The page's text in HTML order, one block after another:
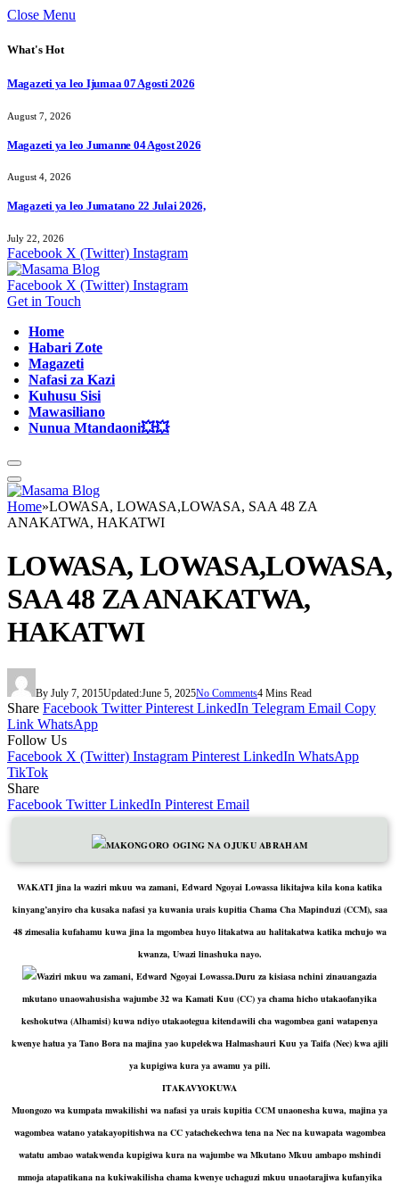
Close Menu
What's Hot
Magazeti ya leo Ijumaa 07 Agosti 2026
August 7, 2026
Magazeti ya leo Jumanne 04 Agost 2026
August 4, 2026
Magazeti ya leo Jumatano 22 Julai 2026,
July 22, 2026
Facebook X (Twitter) Instagram
Facebook X (Twitter) Instagram
Get in Touch
Home
Habari Zote
Magazeti
Nafasi za Kazi
Kuhusu Sisi
Mawasiliano
Nunua Mtandaoni💥💥
Home»LOWASA, LOWASA,LOWASA, SAA 48 ZA
ANAKATWA, HAKATWI
LOWASA, LOWASA,LOWASA,
SAA 48 ZA ANAKATWA,
HAKATWI
By July 7, 2015Updated:June 5, 2025No Comments4 Mins Read
Share Facebook Twitter Pinterest LinkedIn Telegram Email Copy
Link WhatsApp
Follow Us
Facebook X (Twitter) Instagram Pinterest LinkedIn WhatsApp
TikTok
Share
Facebook Twitter LinkedIn Pinterest Email
MAKONGORO OGING NA OJUKU ABRAHAM
WAKATI jina la waziri mkuu wa zamani, Edward Ngoyai Lowassa likitajwa kila kona katika
kinyang’anyiro cha kusaka nafasi ya kuwania urais kupitia Chama Cha Mapinduzi (CCM), saa
48 zimesalia kufahamu kuwa jina la mgombea huyo litakatwa au halitakatwa katika mchujo wa
kwanza, Uwazi linashuka nayo.
Waziri mkuu wa zamani, Edward Ngoyai Lowassa.Duru za kisiasa nchini zinauangazia
mkutano unaowahusisha wajumbe 32 wa Kamati Kuu (CC) ya chama hicho utakaofanyika
keshokutwa (Alhamisi) kuwa ndiyo utakaotegua kitendawili cha wagombea gani watapenya
kwenye hatua ya Tano Bora na majina yao kupelekwa Halmashauri Kuu ya Taifa (Nec) kwa ajili
ya kupigiwa kura ya awamu ya pili.
ITAKAVYOKUWA
Muongozo wa kumpata mwakilishi wa nafasi ya urais kupitia CCM unaonesha kuwa, majina ya
wagombea watano yatakayopitishwa na CC yatachekechwa tena na Nec na kuwapata wagombea
watatu ambao watakwenda kupigiwa kura na wajumbe wa Mkutano Mkuu ambapo mshindi
mmoja atapatikana na kukiwakilisha chama kwenye uchaguzi mkuu unaotarajiwa kufanyika